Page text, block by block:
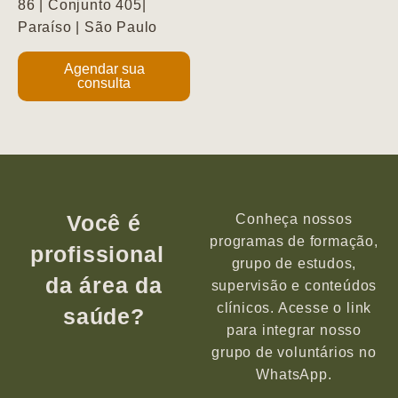
86 | Conjunto 405|
Paraíso | São Paulo
Agendar sua
consulta
Você é
profissional
da área da
saúde?
Conheça nossos
programas de formação,
grupo de estudos,
supervisão e conteúdos
clínicos. Acesse o link
para integrar nosso
grupo de voluntários no
WhatsApp.